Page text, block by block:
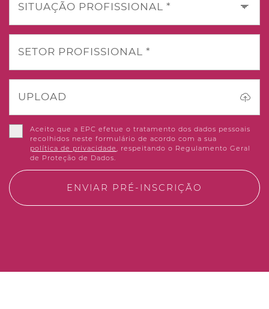
SITUAÇÃO PROFISSIONAL *
SETOR PROFISSIONAL *
UPLOAD
Aceito que a EPC efetue o tratamento dos dados pessoais
recolhidos neste formulário de acordo com a sua
política de privacidade, respeitando o Regulamento Geral
de Proteção de Dados.
ENVIAR PRÉ-INSCRIÇÃO